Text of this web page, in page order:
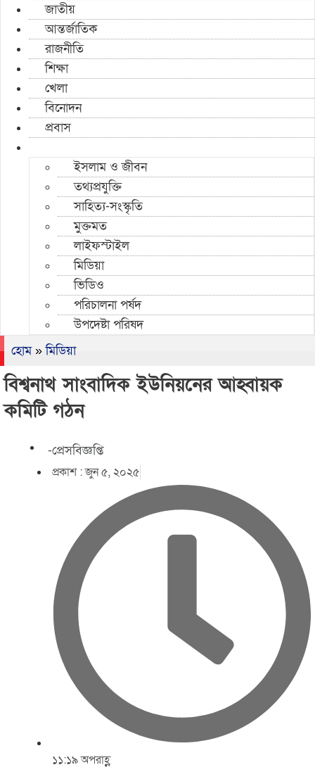
জাতীয়
আন্তর্জাতিক
রাজনীতি
শিক্ষা
খেলা
বিনোদন
প্রবাস
ইসলাম ও জীবন
তথ্যপ্রযুক্তি
সাহিত্য-সংস্কৃতি
মুক্তমত
লাইফস্টাইল
মিডিয়া
ভিডিও
পরিচালনা পর্ষদ
উপদেষ্টা পরিষদ
হোম»মিডিয়া
বিশ্বনাথ সাংবাদিক ইউনিয়নের আহ্বায়ক
কমিটি গঠন
-প্রেসবিজ্ঞপ্তি
প্রকাশ :জুন ৫, ২০২৫
১১:১৯ অপরাহ্ণ